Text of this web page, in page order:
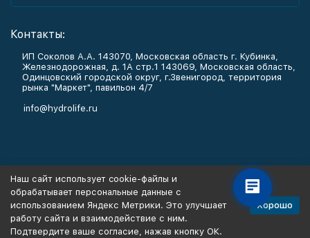
Контакты:
ИП Соколов А.А. 143070, Московская область г. Кубинка,
Железнодорожная, д. 1А стр.1 143069, Московская область,
Одинцовский городской округ, г.Звенигород, территория
рынка "Маркет", павильон 4/7
info@hydrolife.ru
Информация
Наш сайт использует cookie-файлы и
обрабатывает персональные данные с
использованием Яндекс Метрики. Это улучшает
работу сайта и взаимодействие с ним.
Подтвердите ваше согласие, нажав кнопку ОК.
Хорошо